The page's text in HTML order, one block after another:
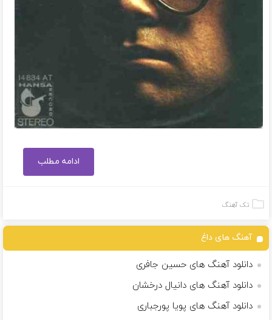
ادامه مطلب
تک آهنگ
آهنگ های داغ
دانلود آهنگ های حسین جافری
دانلود آهنگ های دانیال درخشان
دانلود آهنگ های پویا پورجباری